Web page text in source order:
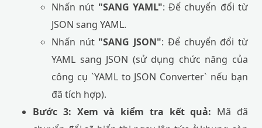
Nhấn nút "SANG YAML": Để chuyển đổi từ
JSON sang YAML.
Nhấn nút "SANG JSON": Để chuyển đổi từ
YAML sang JSON (sử dụng chức năng của
công cụ `YAML to JSON Converter` nếu bạn
đã tích hợp).
Bước 3: Xem và kiểm tra kết quả: Mã đã